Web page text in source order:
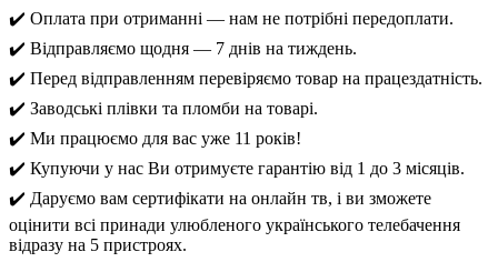
✔️ Оплата при отриманні — нам не потрібні передоплати.
✔️ Відправляємо щодня — 7 днів на тиждень.
✔️ Перед відправленням перевіряємо товар на працездатність.
✔️ Заводські плівки та пломби на товарі.
✔️ Ми працюємо для вас уже 11 років!
✔️ Купуючи у нас Ви отримуєте гарантію від 1 до 3 місяців.
✔️ Даруємо вам сертифікати на онлайн тв, і ви зможете
оцінити всі принади улюбленого українського телебачення
відразу на 5 пристроях.